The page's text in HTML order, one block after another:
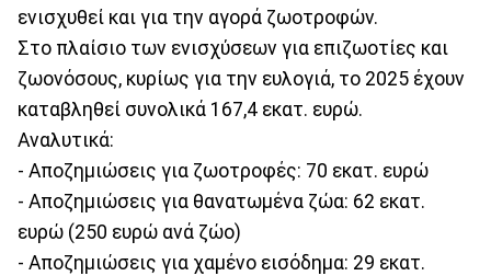
ενισχυθεί και για την αγορά ζωοτροφών.
Στο πλαίσιο των ενισχύσεων για επιζωοτίες και
ζωονόσους, κυρίως για την ευλογιά, το 2025 έχουν
καταβληθεί συνολικά 167,4 εκατ. ευρώ.
Αναλυτικά:
- Αποζημιώσεις για ζωοτροφές: 70 εκατ. ευρώ
- Αποζημιώσεις για θανατωμένα ζώα: 62 εκατ.
ευρώ (250 ευρώ ανά ζώο)
- Αποζημιώσεις για χαμένο εισόδημα: 29 εκατ.